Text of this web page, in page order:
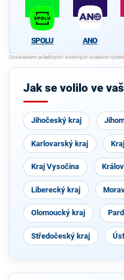
SPOLU ANO
Jak se volilo ve
Jihočeský kraj
Karlovarský kraj
Kraj Vysočina
Liberecký kraj
Olomoucký kraj
Středočeský kraj